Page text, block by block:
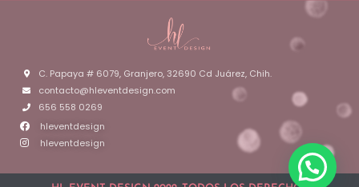
C. Papaya # 6079, Granjero, 32690 Cd Juárez, Chih.
contacto@hleventdesign.com
656 558 0269
hleventdesign
hleventdesign